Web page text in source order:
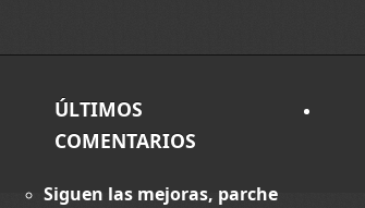
ÚLTIMOS
COMENTARIOS
Siguen las mejoras, parche